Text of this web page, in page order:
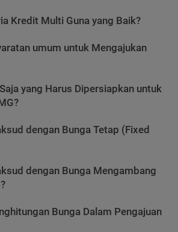
Kredit Multi Guna yang Baik?
umum untuk Mengajukan
yang Harus Dipersiapkan untuk
dengan Bunga Tetap (Fixed
dengan Bunga Mengambang
Bunga Dalam Pengajuan